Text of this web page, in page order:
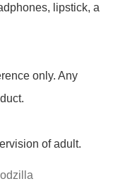
lipstick, a
only. Any
of adult.